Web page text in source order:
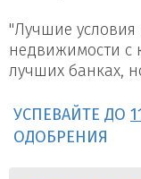
"Лучшие условия
недвижимости с
лучших банках,
УСПЕВАЙТЕ ДО
ОДОБРЕНИЯ